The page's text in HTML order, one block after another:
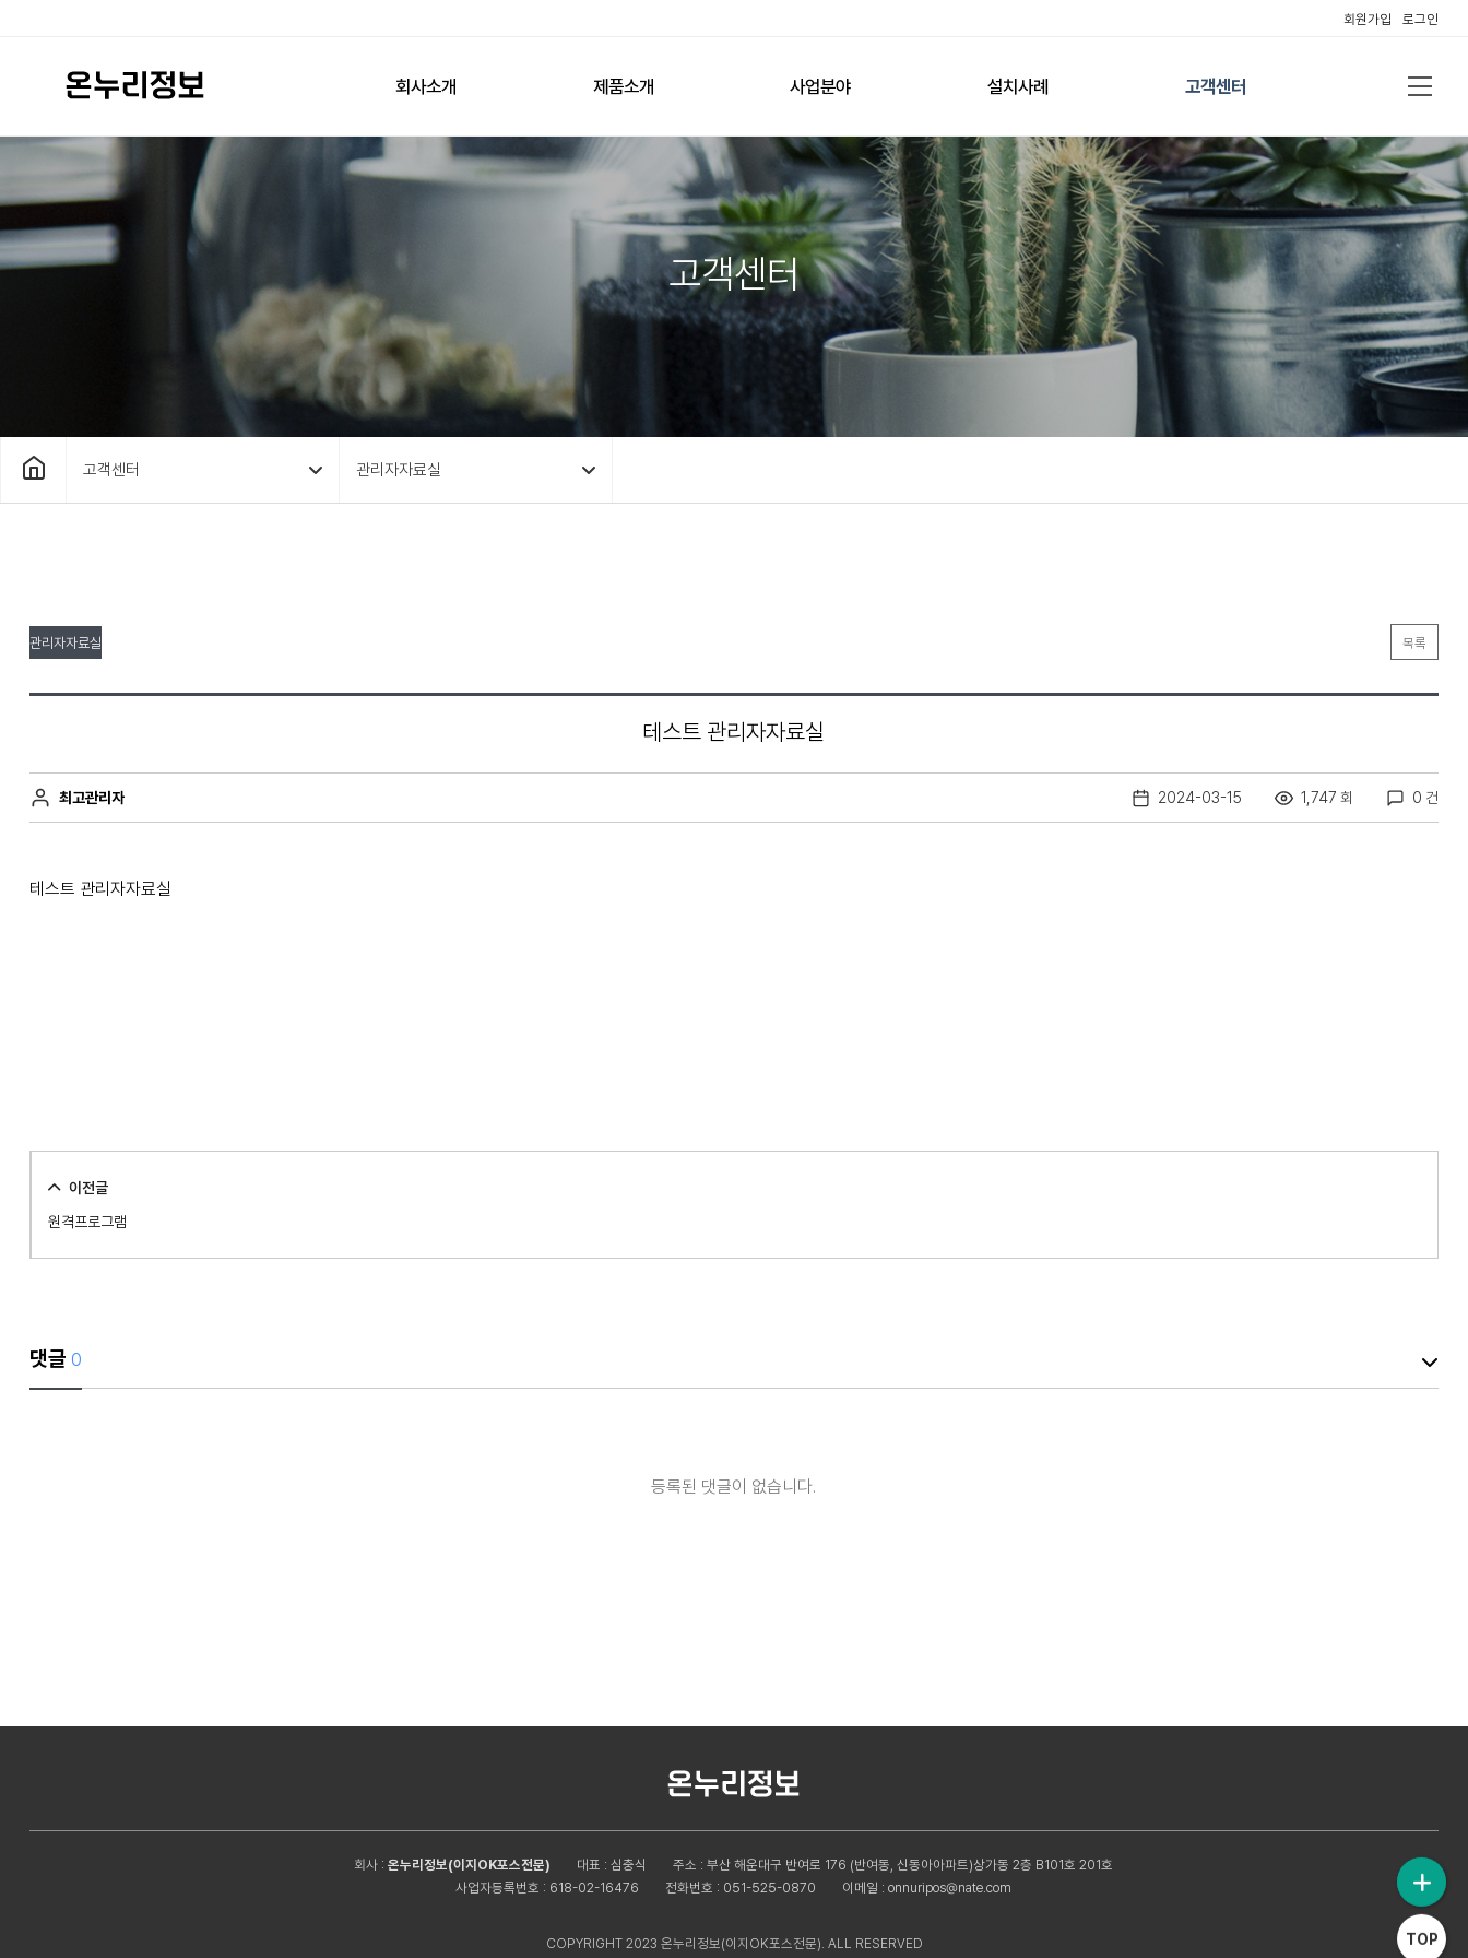
회원가입 로그인
회사소개 제품소개 사업분야 설치사례 고객센터
고객센터
고객센터 관리자자료실
TOP
관리자자료실 목록
테스트 관리자자료실
최고관리자 2024-03-15 1,747 회 0 건
테스트 관리자자료실
이전글
원격프로그램
댓글 0
등록된 댓글이 없습니다.
회사 :온누리정보(이지OK포스전문) 대표 : 심충식
주소 : 부산 해운대구 반여로 176 (반여동, 신동아아파트)상가동 2층 B101호 201호
사업자등록번호 : 618-02-16476
전화번호 : 051-525-0870 이메일 :onnuripos@nate.com
COPYRIGHT 2023 온누리정보(이지OK포스전문). ALL RESERVED